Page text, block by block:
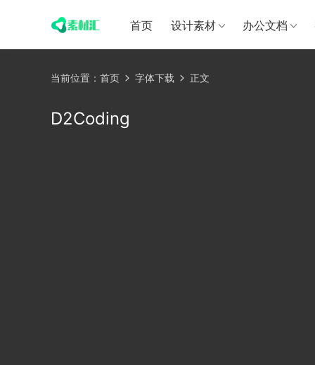
首页 设计素材 办公文档
当前位置： 首页 字体下载 正文
D2Coding